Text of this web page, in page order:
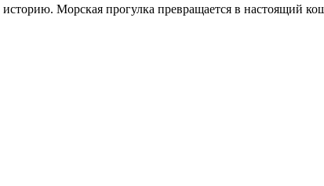
Морская прогулка превращается в настоящий